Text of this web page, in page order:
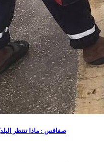
صفاقس : ماذا تنتظر